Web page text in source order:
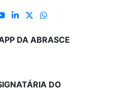
DA ABRASCE
DO